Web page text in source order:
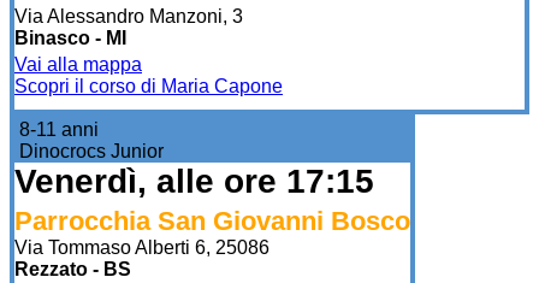
Via Alessandro Manzoni, 3
Binasco - MI
Vai alla mappa
Scopri il corso di Maria Capone
8-11 anni
Dinocrocs Junior
Venerdì, alle ore 17:15
Parrocchia San Giovanni Bosco
Via Tommaso Alberti 6, 25086
Rezzato - BS